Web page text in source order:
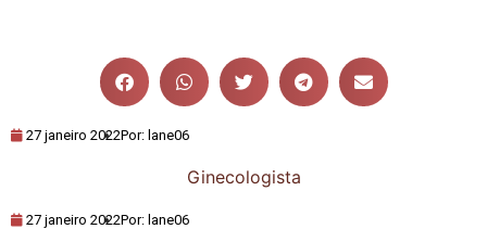
27 janeiro 2022Por: lane06
Ginecologista
27 janeiro 2022Por: lane06